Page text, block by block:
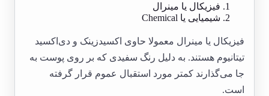
فیزیکال یا مینرال
شیمیایی یا Chemical
فیزیکال یا مینرال معمولا حاوی اکسیدزینک و دی‌اکسید
تیتانیوم هستند. به دلیل رنگ سفیدی که بر روی پوست به
جا می‌گذارند کمتر مورد استقبال عموم قرار گرفته
است.